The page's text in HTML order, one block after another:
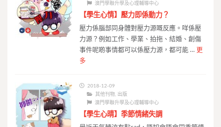
澳門學聯升學及心理輔導中心
【學生心情】壓力即係動力？
壓力係腦部同身體對壓力源嘅反應。咩係壓
力源？例如工作、學業、拍拖、結婚、創傷
事件呢啲事情都可以係壓力源，都可能 … 更
多
2018-12-09
其他刊物, 出版
澳門學聯升學及心理輔導中心
【學生心晴】季節情緒失調